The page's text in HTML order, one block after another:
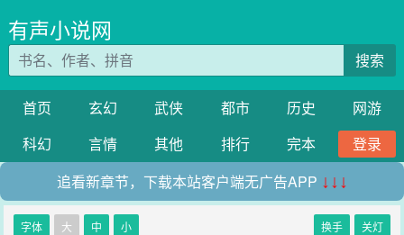
有声小说网
搜索
首页 玄幻 武侠 都市 历史
网游
科幻
言情 其他 排行 完本
登录
追看新章节，下载本站客户端无广告APP ↓↓↓
字体 大 中 小 换手 关灯